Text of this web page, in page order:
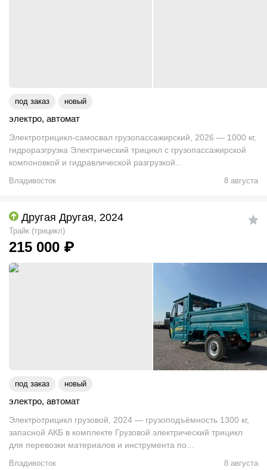
под заказ новый
электро, автомат
Электротрицикл-самосвал грузопассажирский, 2026 — 1000 кг,
гидроразгрузка Электрический трицикл с грузопассажирской
компоновкой и гидравлической разгрузкой...
Владивосток 8 августа
Другая Другая, 2024
Трайк (трицикл)
215 000 ₽
под заказ новый
электро, автомат
Электротрицикл грузовой, 2024 — грузоподъёмность 1300 кг,
запасной АКБ в комплекте Грузовой электрический трицикл
для перевозки материалов и инструмента по...
Владивосток 8 августа